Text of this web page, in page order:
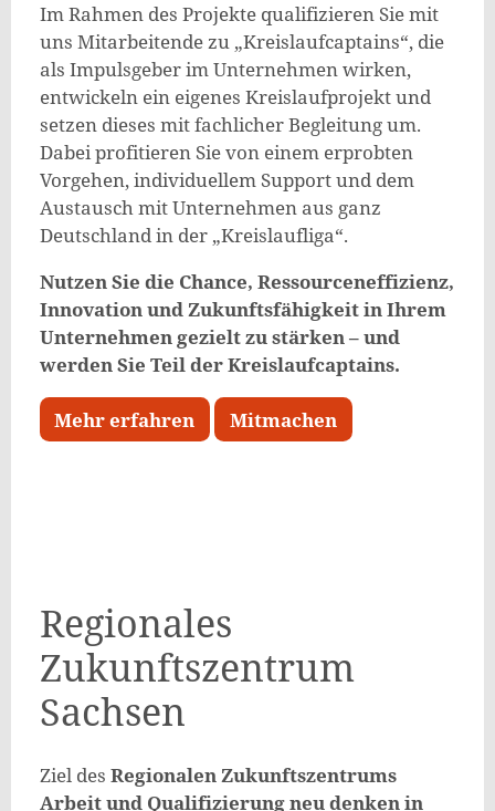
Im Rahmen des Projekte qualifizieren Sie mit
uns Mitarbeitende zu „Kreislaufcaptains“, die
als Impulsgeber im Unternehmen wirken,
entwickeln ein eigenes Kreislaufprojekt und
setzen dieses mit fachlicher Begleitung um.
Dabei profitieren Sie von einem erprobten
Vorgehen, individuellem Support und dem
Austausch mit Unternehmen aus ganz
Deutschland in der „Kreislaufliga“.
Nutzen Sie die Chance, Ressourceneffizienz,
Innovation und Zukunftsfähigkeit in Ihrem
Unternehmen gezielt zu stärken – und
werden Sie Teil der Kreislaufcaptains.
Mehr erfahren Mitmachen
Regionales
Zukunftszentrum
Sachsen
Ziel des Regionalen Zukunftszentrums
Arbeit und Qualifizierung neu denken in